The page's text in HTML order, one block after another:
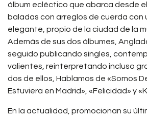
álbum ecléctico que abarca desde
baladas con arreglos de cuerda con
elegante, propio de la ciudad de la
Además de sus dos álbumes,
seguido publicando singles,
valientes, reinterpretando incluso
dos de ellos, Hablamos de «Somos
Estuviera en Madrid», «Felicidad» y
En la actualidad, promocionan su